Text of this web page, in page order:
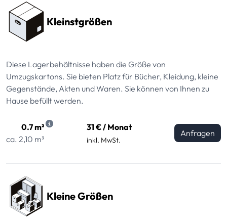
Kleinstgrößen
Diese Lagerbehältnisse haben die Größe von
Umzugskartons. Sie bieten Platz für Bücher, Kleidung, kleine
Gegenstände, Akten und Waren. Sie können von Ihnen zu
Hause befüllt werden.
0.7 m²
ca. 2,10 m³
31 € / Monat
inkl. MwSt.
Anfragen
Kleine Größen